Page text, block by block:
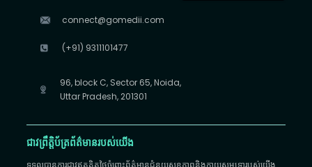
connect@gomedii.com
(+91) 9311101477
96, block C, Sector 65, Noida,
Uttar Pradesh, 201301
ជាវព្រឹត្តិប័ត្រព័ត៌មានរបស់យើង
ទទួលបានការជាវឥតគិតថ្លៃចំពោះព័ត៌មានជំនួយសុខភាពនិងកាយសម្បទារបស់យើង